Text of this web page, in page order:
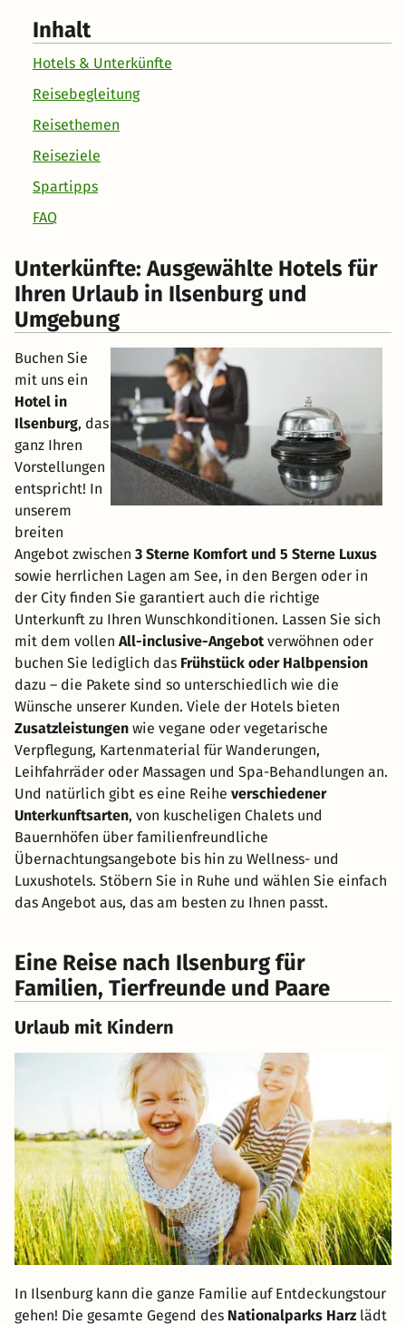
Inhalt
Hotels & Unterkünfte
Reisebegleitung
Reisethemen
Reiseziele
Spartipps
FAQ
Unterkünfte: Ausgewählte Hotels für
Ihren Urlaub in Ilsenburg und
Umgebung
Buchen Sie
mit uns ein
Hotel in
Ilsenburg, das
ganz Ihren
Vorstellungen
entspricht! In
unserem
breiten
Angebot zwischen 3 Sterne Komfort und 5 Sterne Luxus
sowie herrlichen Lagen am See, in den Bergen oder in
der City finden Sie garantiert auch die richtige
Unterkunft zu Ihren Wunschkonditionen. Lassen Sie sich
mit dem vollen All-inclusive-Angebotverwöhnen oder
buchen Sie lediglich das Frühstück oder Halbpension
dazu – die Pakete sind so unterschiedlich wie die
Wünsche unserer Kunden. Viele der Hotels bieten
Zusatzleistungen wie vegane oder vegetarische
Verpflegung, Kartenmaterial für Wanderungen,
Leihfahrräder oder Massagen und Spa-Behandlungen an.
Und natürlich gibt es eine Reihe verschiedener
Unterkunftsarten, von kuscheligen Chalets und
Bauernhöfen über familienfreundliche
Übernachtungsangebote bis hin zu Wellness- und
Luxushotels. Stöbern Sie in Ruhe und wählen Sie einfach
das Angebot aus, das am besten zu Ihnen passt.
Eine Reise nach Ilsenburg für
Familien, Tierfreunde und Paare
Urlaub mit Kindern
In Ilsenburg kann die ganze Familie auf Entdeckungstour
gehen! Die gesamte Gegend des Nationalparks Harz lädt